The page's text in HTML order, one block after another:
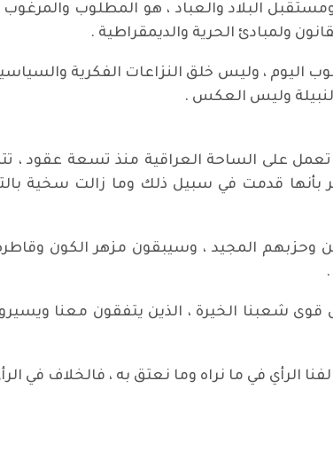
ومستقبل البلاد والعباد ، هو المطلوب
ولمبادئ الحرية والديمقراطية .
اليوم ، وليس خلق النزاعات الفكرية
وليس العكس .
على الساحة العراقية منذ تسعة عقود ،
بأنها قدمت في سبيل ذلك وما زالت سخية
المجيد ، وسيبقون مزهر الكون
شعبنا الخيرة ، الذين يتفقون معنا
الرأي في ما نراه وما نعتق به ، فالخلاف في